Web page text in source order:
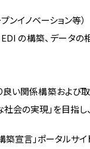
ンイノベーション等）
の構築、データの
良い関係構築および
社会の実現」を目指
築宣言」ポータルサイ